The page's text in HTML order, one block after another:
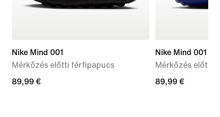
Nike Mind 001
Mérkőzés előtti férfipapucs
89,99
89,99 €
Nike Mind 001
Mérkőzés előtti
89,99
89,99 €